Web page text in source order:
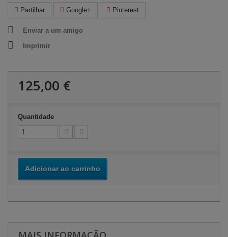
Partilhar Google+ Pinterest
Enviar a um amigo
Imprimir
125,00 €
Quantidade
Adicionar ao carrinho